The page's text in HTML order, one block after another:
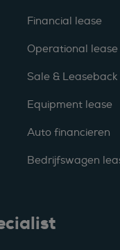
Financial lease
Operational lease
Sale & Leaseback
Equipment lease
Auto financieren
Bedrijfswagen